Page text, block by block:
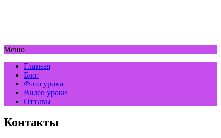
Меню
Главная
Блог
Фото уроки
Видео уроки
Отзывы
Контакты